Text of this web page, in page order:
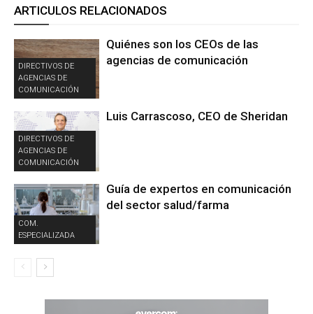
ARTICULOS RELACIONADOS
DIRECTIVOS DE
AGENCIAS DE
COMUNICACIÓN
Quiénes son los CEOs de las
agencias de comunicación
DIRECTIVOS DE
AGENCIAS DE
COMUNICACIÓN
Luis Carrascoso, CEO de Sheridan
COM.
ESPECIALIZADA
Guía de expertos en comunicación
del sector salud/farma